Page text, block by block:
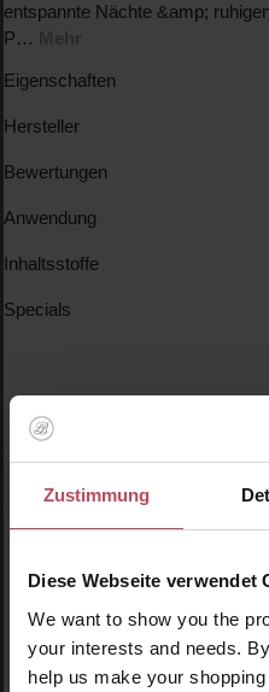
Zustimmung
Diese Webseite verwendet
We want to show you the
your interests and needs.
help us make your
entspannte Nächte &amp;
P… Mehr
Eigenschaften
Hersteller
Bewertungen
Anwendung
Inhaltsstoffe
Specials
Produktgalerie
Ähnliche Produkte